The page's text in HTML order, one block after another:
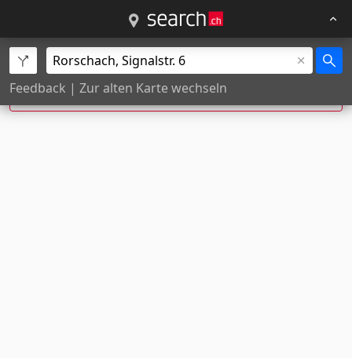
Feedback | Zur alten Karte wechseln
Exakte Hausnummer nicht gefunden, Position
wurde geschätzt.